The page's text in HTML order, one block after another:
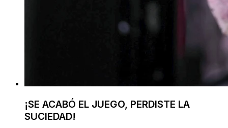
¡SE ACABÓ EL JUEGO, PERDISTE LA
SUCIEDAD!